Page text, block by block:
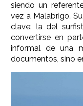
siendo un
vez a Malabrigo.
clave: la del
convertirse en
informal de una
documentos, sino